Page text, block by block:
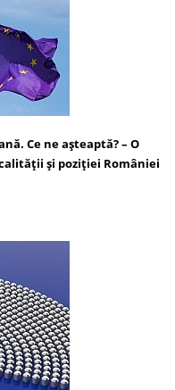
Ce ne așteaptă? – O
și poziției României